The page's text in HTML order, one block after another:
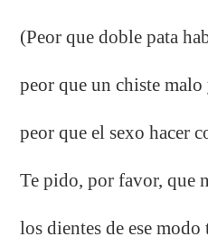
(Peor que doble pata
peor que un chiste
peor que el sexo hacer
Te pido, por favor, que
los dientes de ese